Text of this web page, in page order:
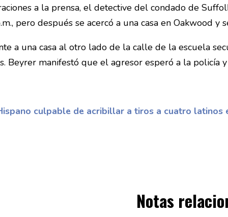
a la prensa, el detective del condado de
pero después se acercó a una casa en Oakwood y
a una casa al otro lado de la calle de la escuela
Beyrer manifestó que el agresor esperó a la policía
culpable de acribillar a tiros a cuatro latinos
Notas